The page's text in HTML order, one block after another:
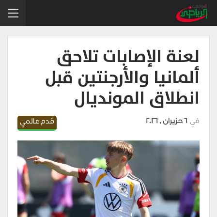
لعنة الإصابات تلاحق
ألمانيا والأرجنتين قبل
انطلاق المونديال
قدم عالمي في 6 حزيران , 2026